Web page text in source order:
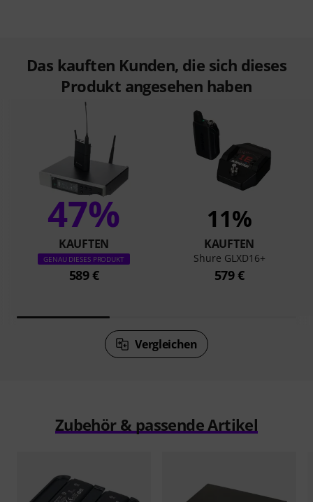
Das kauften Kunden, die sich dieses
Produkt angesehen haben
47%
KAUFTEN
GENAU DIESES PRODUKT
589 €
11%
KAUFTEN
Shure GLXD16+
579 €
Vergleichen
Zubehör & passende Artikel